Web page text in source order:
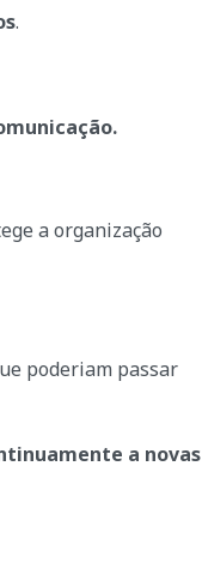
.
a organização
poderiam passar
a novas